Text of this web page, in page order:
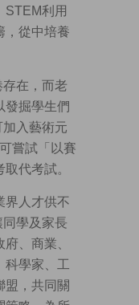
STEM利用
，從中培養
在，而老
發掘學生們
入藝術元
嘗試「以賽
代考試。
界人才供不
學及家長
、商業、
科學家、工
盟，共同關